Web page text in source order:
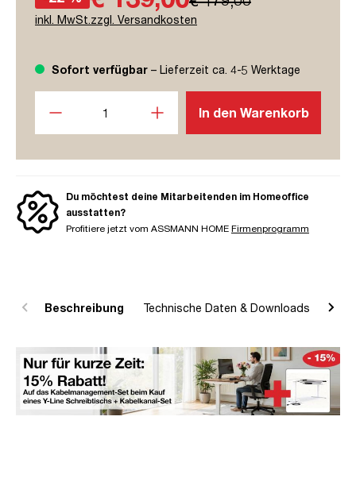
inkl. MwSt.zzgl. Versandkosten
Sofort verfügbar – Lieferzeit ca. 4-5 Werktage
In den Warenkorb
Du möchtest deine Mitarbeitenden im Homeoffice
ausstatten?
Profitiere jetzt vom ASSMANN HOME Firmenprogramm
Beschreibung Technische Daten & Downloads